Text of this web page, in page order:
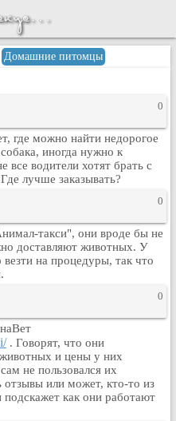
Домашние питомцы
0
где можно найти недорогое
иногда нужно к
все водители хотят брать с
лучше заказывать?
0
такси", они вроде бы не
доставляют животных. У
на процедуры, так что
0
. Говорят, что они
и цены у них
не пользовался их
или может, кто-то из
как они работают